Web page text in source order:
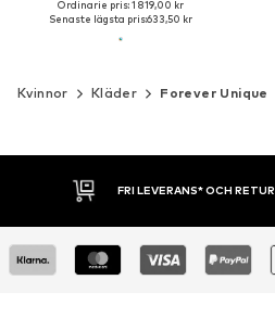
Ordinarie pris: 1 819,00 kr
Senaste lägsta pris:633,50 kr
Kvinnor Kläder Forever Unique
FRI LEVERANS* OCH RETUR